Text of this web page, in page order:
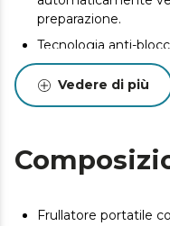
preparazione.
Tecnologia anti-
delle lame guida gli
loro di rimanere
consistenza uniforme.
Ricaricalo
Rimovibile e facile
accurata in pochi
Vedere di più
Frullatore portatile